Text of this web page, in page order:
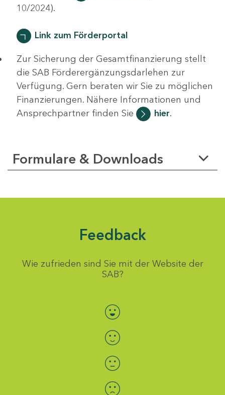
10/2024).
Link zum Förderportal
Zur Sicherung der Gesamtfinanzierung stellt
die SAB Förderergänzungsdarlehen zur
Verfügung. Gern beraten wir Sie zu möglichen
Finanzierungen. Nähere Informationen und
Ansprechpartner finden Sie
hier.
Formulare & Downloads
Feedback
Wie zufrieden sind Sie mit der Website der
SAB?
Bewertung auswählen